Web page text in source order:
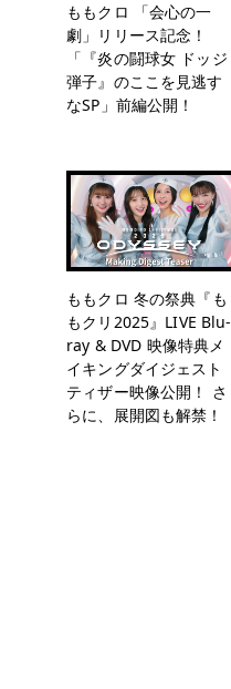
ももクロ 「会心の一
劇」リリース記念！
「『炎の闘球女 ドッジ
弾子』のここを見逃す
なSP」前編公開！
ももクロ 冬の祭典『も
もクリ2025』LIVE Blu-
ray & DVD 映像特典メ
イキングダイジェスト
ティザー映像公開！ さ
らに、展開図も解禁！